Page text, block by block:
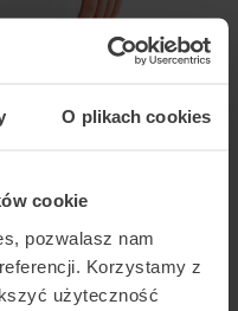
O plikach cookies
cookie
pozwalasz nam
Korzystamy z
użyteczność
- krem lub laser